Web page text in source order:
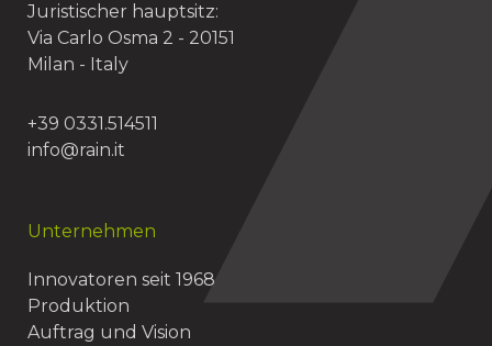
Juristischer hauptsitz:
Via Carlo Osma 2 - 20151
Milan - Italy
+39 0331.514511
info@rain.it
Unternehmen
Innovatoren seit 1968
Produktion
Auftrag und Vision